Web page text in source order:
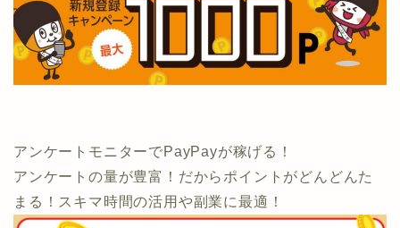
アンケートモニターでPayPayが稼げる！
アンケートの量が豊富！だからポイントがどんどんた
まる！スキマ時間の活用や副業に最適！